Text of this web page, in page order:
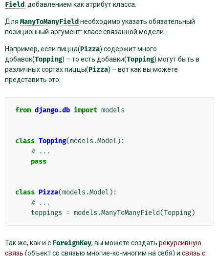
Field: добавлением как атрибут класса.
Для ManyToManyField необходимо указать обязательный
позиционный аргумент: класс связанной модели.
Например, если пицца(Pizza) содержит много
добавок(Topping) – то есть добавки(Topping) могут быть в
различных сортах пиццы(Pizza) – вот как вы можете
представить это:
from django.db import models
class Topping(models .Model ):
# ...
pass
class Pizza(models .Model ):
# ...
toppings = models .ManyToManyField(Topping)
Так же, как и с ForeignKey, вы можете создать рекурсивную
связь (объект со связью многие-ко-многим на себя) и связь с